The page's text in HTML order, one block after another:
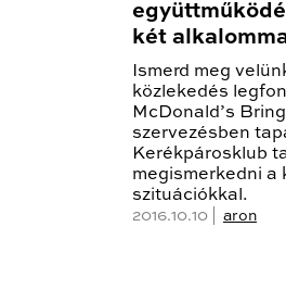
két
Ismerd meg
közlekedés
McDonald’s
szervezésben
Kerékpárosklub
megismerkedni a
szituációkkal.
2016.10.10 | aron